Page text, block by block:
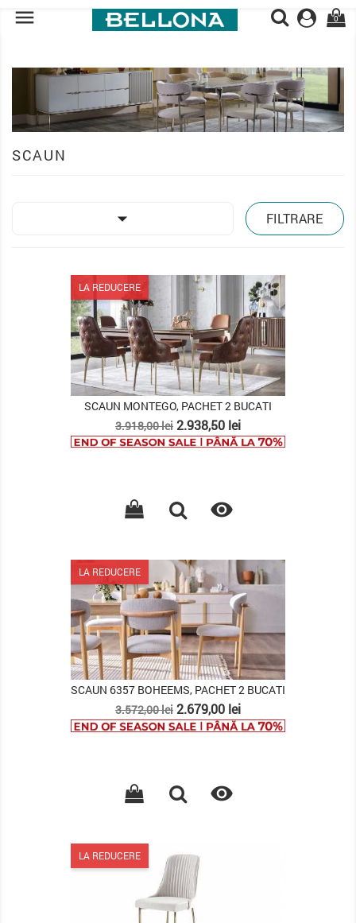
 0
SCAUN
 FILTRARE
LA REDUCERE
SCAUN MONTEGO, PACHET 2 BUCATI
Pret
de
3.918,00 lei Pret
2.938,50 lei

LA REDUCERE
SCAUN 6357 BOHEEMS, PACHET 2 BUCATI
Pret
de
3.572,00 lei Pret
2.679,00 lei

LA REDUCERE